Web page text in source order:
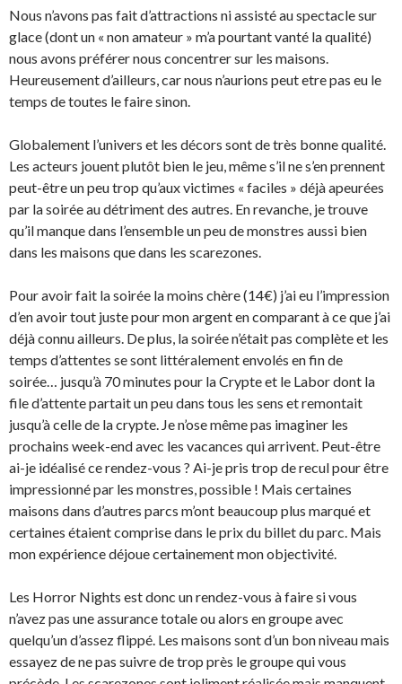
Nous n’avons pas fait d’attractions ni assisté au spectacle sur
glace (dont un « non amateur » m’a pourtant vanté la qualité)
nous avons préférer nous concentrer sur les maisons.
Heureusement d’ailleurs, car nous n’aurions peut etre pas eu le
temps de toutes le faire sinon.
Globalement l’univers et les décors sont de très bonne qualité.
Les acteurs jouent plutôt bien le jeu, même s’il ne s’en prennent
peut-être un peu trop qu’aux victimes « faciles » déjà apeurées
par la soirée au détriment des autres. En revanche, je trouve
qu’il manque dans l’ensemble un peu de monstres aussi bien
dans les maisons que dans les scarezones.
Pour avoir fait la soirée la moins chère (14€) j’ai eu l’impression
d’en avoir tout juste pour mon argent en comparant à ce que j’ai
déjà connu ailleurs. De plus, la soirée n’était pas complète et les
temps d’attentes se sont littéralement envolés en fin de
soirée… jusqu’à 70 minutes pour la Crypte et le Labor dont la
file d’attente partait un peu dans tous les sens et remontait
jusqu’à celle de la crypte. Je n’ose même pas imaginer les
prochains week-end avec les vacances qui arrivent. Peut-être
ai-je idéalisé ce rendez-vous ? Ai-je pris trop de recul pour être
impressionné par les monstres, possible ! Mais certaines
maisons dans d’autres parcs m’ont beaucoup plus marqué et
certaines étaient comprise dans le prix du billet du parc. Mais
mon expérience déjoue certainement mon objectivité.
Les Horror Nights est donc un rendez-vous à faire si vous
n’avez pas une assurance totale ou alors en groupe avec
quelqu’un d’assez flippé. Les maisons sont d’un bon niveau mais
essayez de ne pas suivre de trop près le groupe qui vous